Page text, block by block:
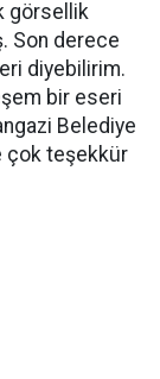
görsellik
Son derece
diyebilirim.
bir eseri
Belediye
çok teşekkür